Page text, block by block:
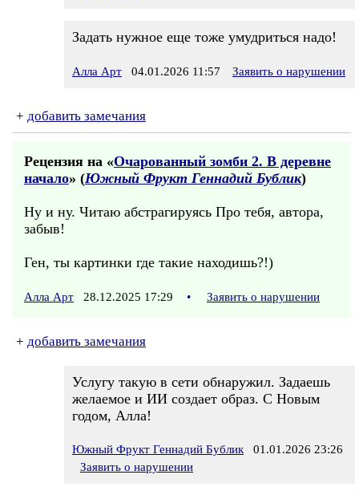
Задать нужное еще тоже умудриться надо!
Алла Арт 04.01.2026 11:57 Заявить о нарушении
+ добавить замечания
Рецензия на «Очарованный зомби 2. В деревне
начало» (Южный Фрукт Геннадий Бублик)
Ну и ну. Читаю абстрагируясь Про тебя, автора,
забыв!
Ген, ты картинки где такие находишь?!)
Алла Арт 28.12.2025 17:29 • Заявить о нарушении
+ добавить замечания
Услугу такую в сети обнаружил. Задаешь
желаемое и ИИ создает образ. С Новым
годом, Алла!
Южный Фрукт Геннадий Бублик 01.01.2026 23:26
Заявить о нарушении